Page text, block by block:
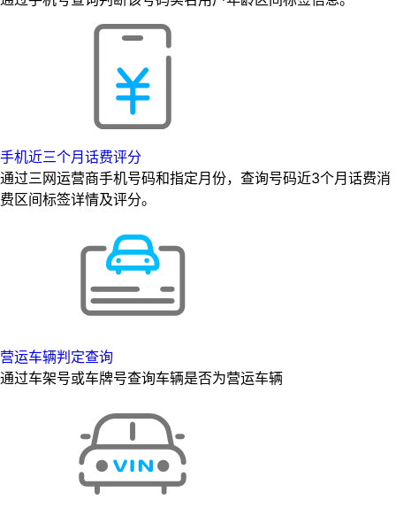
手机近三个月话费评分
通过三网运营商手机号码和指定月份，查询号码近3个月话费消
费区间标签详情及评分。
营运车辆判定查询
通过车架号或车牌号查询车辆是否为营运车辆